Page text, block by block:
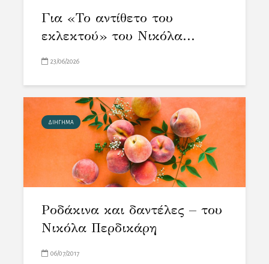
Για «Το αντίθετο του
εκλεκτού» του Νικόλα...
23/06/2026
ΔΙΗΓΗΜΑ
Ροδάκινα και δαντέλες – του
Νικόλα Περδικάρη
06/07/2017